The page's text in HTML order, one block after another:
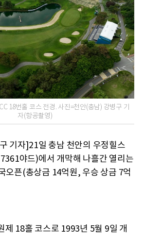
18번홀 코스 전경. 사진=천안(충남) 강병구 기
자(항공촬영)
기자]21일 충남 천안의 우정힐스
야드)에서 개막해 나흘간 열리는
오픈(총상금 14억원, 우승 상금 7억
제 18홀 코스로 1993년 5월 9일 개